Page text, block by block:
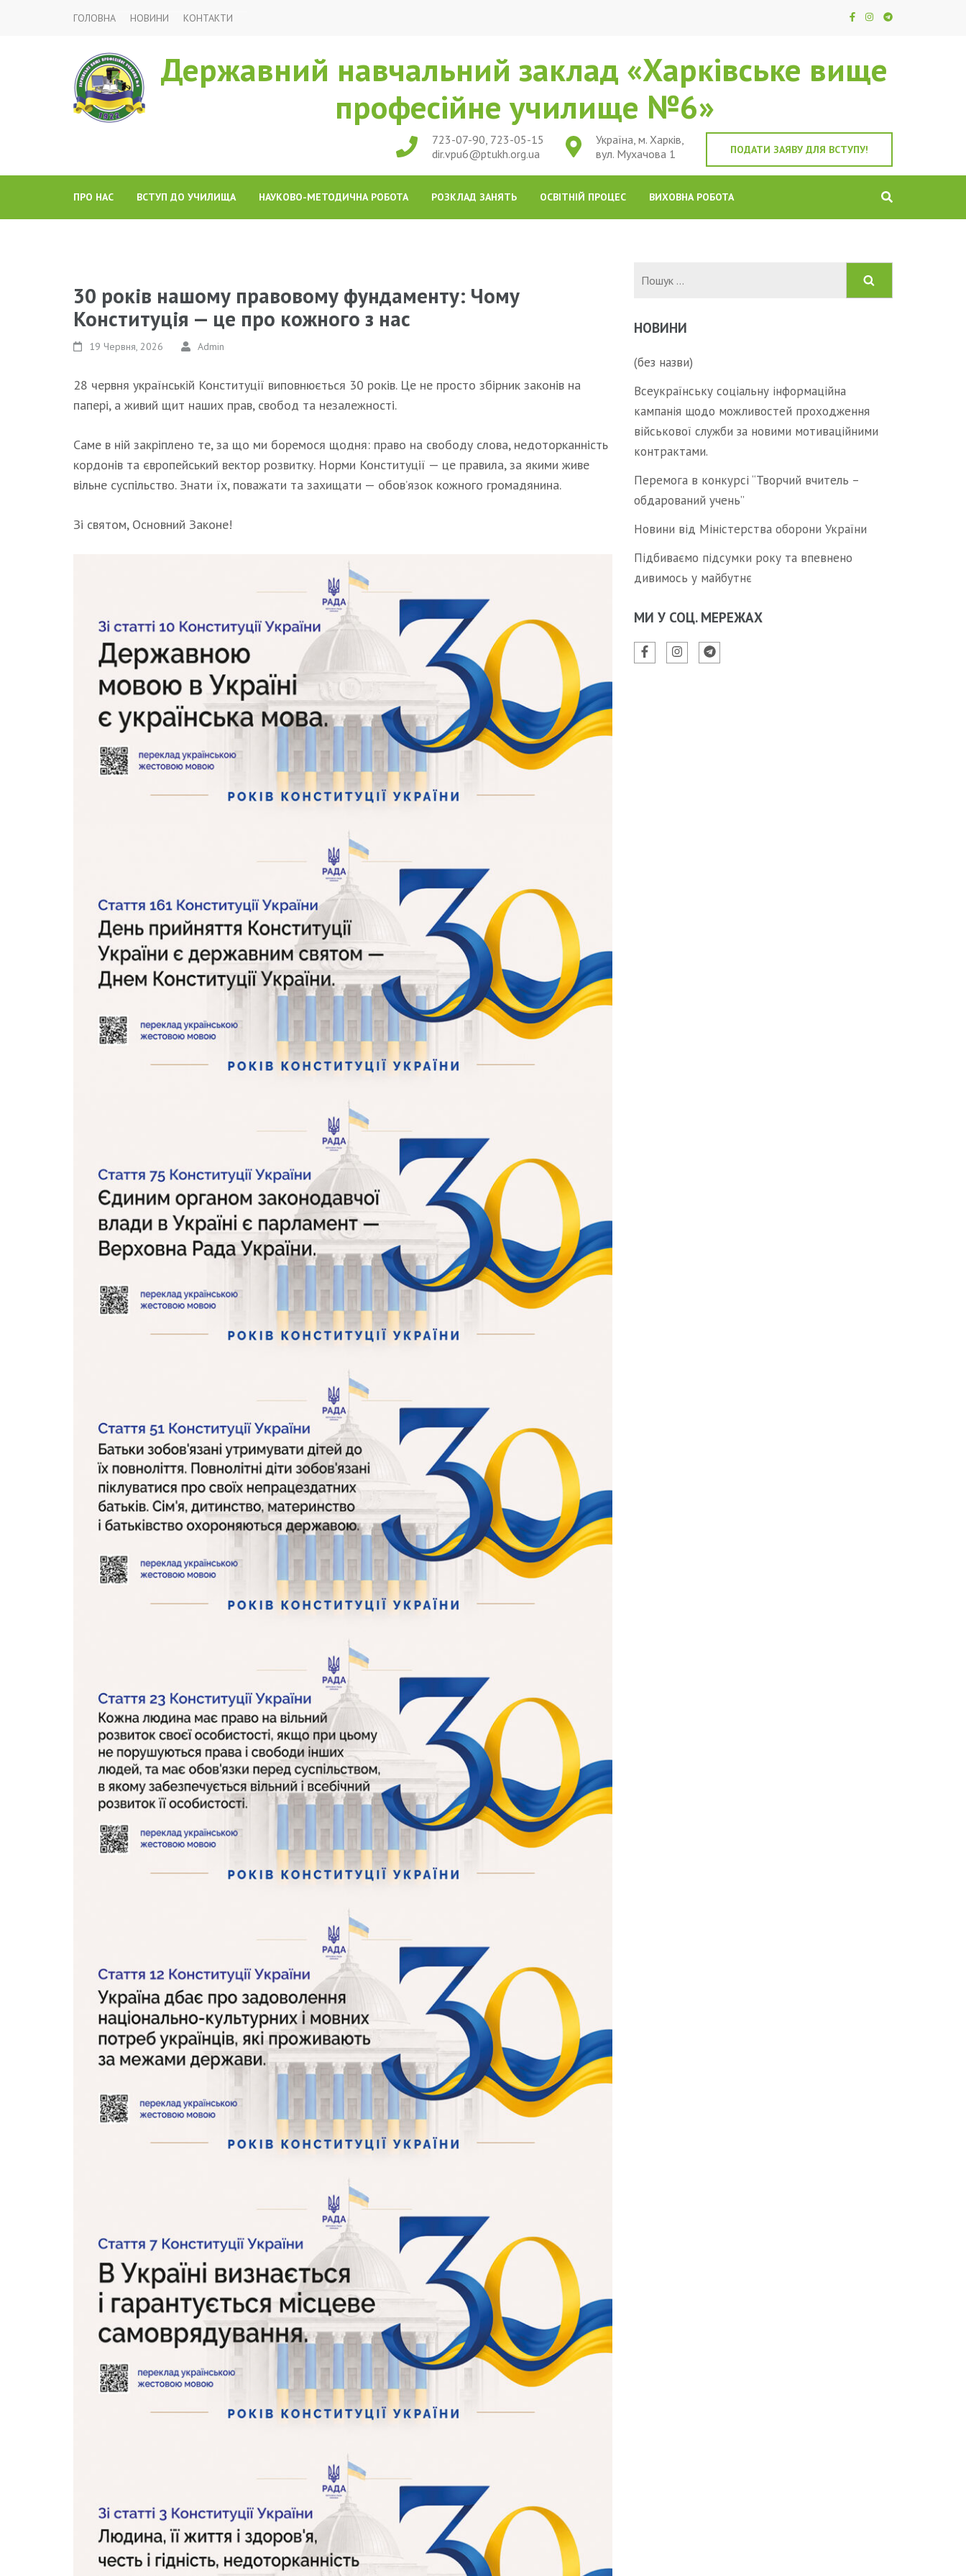
ГОЛОВНА НОВИНИ КОНТАКТИ
Державний навчальний заклад «Харківське вище
професійне училище №6»
ПОДАТИ ЗАЯВУ ДЛЯ ВСТУПУ!
Україна, м. Харків,
вул. Мухачова 1
723-07-90, 723-05-15
dir.vpu6@ptukh.org.ua
ПРО НАС ВСТУП ДО УЧИЛИЩА НАУКОВО-МЕТОДИЧНА РОБОТА РОЗКЛАД ЗАНЯТЬ ОСВІТНІЙ ПРОЦЕС ВИХОВНА РОБОТА
30 років нашому правовому фундаменту: Чому
Конституція — це про кожного з нас
19 Червня, 2026 Admin
28 червня українській Конституції виповнюється 30 років. Це не просто збірник законів на
папері, а живий щит наших прав, свобод та незалежності.
Саме в ній закріплено те, за що ми боремося щодня: право на свободу слова, недоторканність
кордонів та європейський вектор розвитку. Норми Конституції — це правила, за якими живе
вільне суспільство. Знати їх, поважати та захищати — обов’язок кожного громадянина.
Зі святом, Основний Законе!
Пошук:
НОВИНИ
(без назви)
Всеукраїнську соціальну інформаційна
кампанія щодо можливостей проходження
військової служби за новими мотиваційними
контрактами.
Перемога в конкурсі “Творчий вчитель –
обдарований учень”
Новини від Міністерства оборони України
Підбиваємо підсумки року та впевнено
дивимось у майбутнє
МИ У СОЦ. МЕРЕЖАХ